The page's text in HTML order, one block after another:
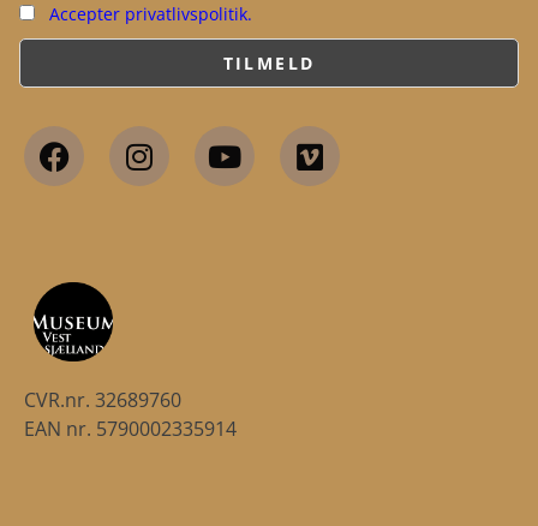
Accepter privatlivspolitik.
CVR.nr. 32689760
EAN nr. 5790002335914